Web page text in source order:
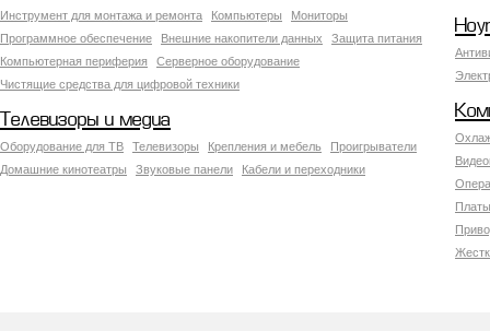
Инструмент для монтажа и ремонта Компьютеры
Мониторы
Программное обеспечение
Внешние накопители данных
Защита питания
Компьютерная периферия
Серверное оборудование
Чистящие средства для цифровой техники
Телевизоры и медиа
Оборудование для ТВ Телевизоры Крепления и мебель
Проигрыватели
Домашние кинотеатры
Звуковые панели Кабели и переходники